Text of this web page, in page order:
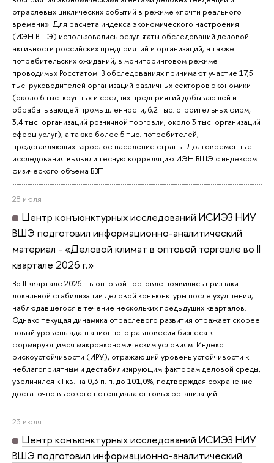
отраслевых циклических событий в режиме «почти реального
времени». Для расчета индекса экономического настроения
(ИЭН ВШЭ) использовались результаты обследований деловой
активности российских предприятий и организаций, а также
потребительских ожиданий, в мониторинговом режиме
проводимых Росстатом. В обследованиях принимают участие 17,5
тыс. руководителей организаций различных секторов экономики
(около 6 тыс. крупных и средних предприятий добывающей и
обрабатывающей промышленности, 6,2 тыс. строительных фирм,
3,4 тыс. организаций розничной торговли, около 3 тыс. организаций
сферы услуг), а также более 5 тыс. потребителей,
представляющих взрослое население страны. Долговременные
исследования выявили тесную корреляцию ИЭН ВШЭ с индексом
физического объема ВВП.
28 июля
Центр конъюнктурных исследований ИСИЭЗ НИУ
ВШЭ подготовил информационно-аналитический
материал - «Деловой климат в оптовой торговле во II
квартале 2026 г.»
Во II квартале 2026 г. в оптовой торговле появились признаки
локальной стабилизации деловой конъюнктуры после ухудшения,
наблюдавшегося в течение нескольких предыдущих кварталов.
Однако текущая динамика отраслевого развития отражает скорее
новый уровень адаптационного равновесия бизнеса к
формирующимся макроэкономическим условиям. Индекс
рискоустойчивости (ИРУ), отражающий уровень устойчивости к
неблагоприятным и дестабилизирующим факторам деловой среды,
увеличился к I кв. на 0,3 п. п. до 101,0%, подтверждая сохранение
достаточно высокого потенциала оптовых организаций.
23 июля
Центр конъюнктурных исследований ИСИЭЗ НИУ
ВШЭ подготовил информационно-аналитический